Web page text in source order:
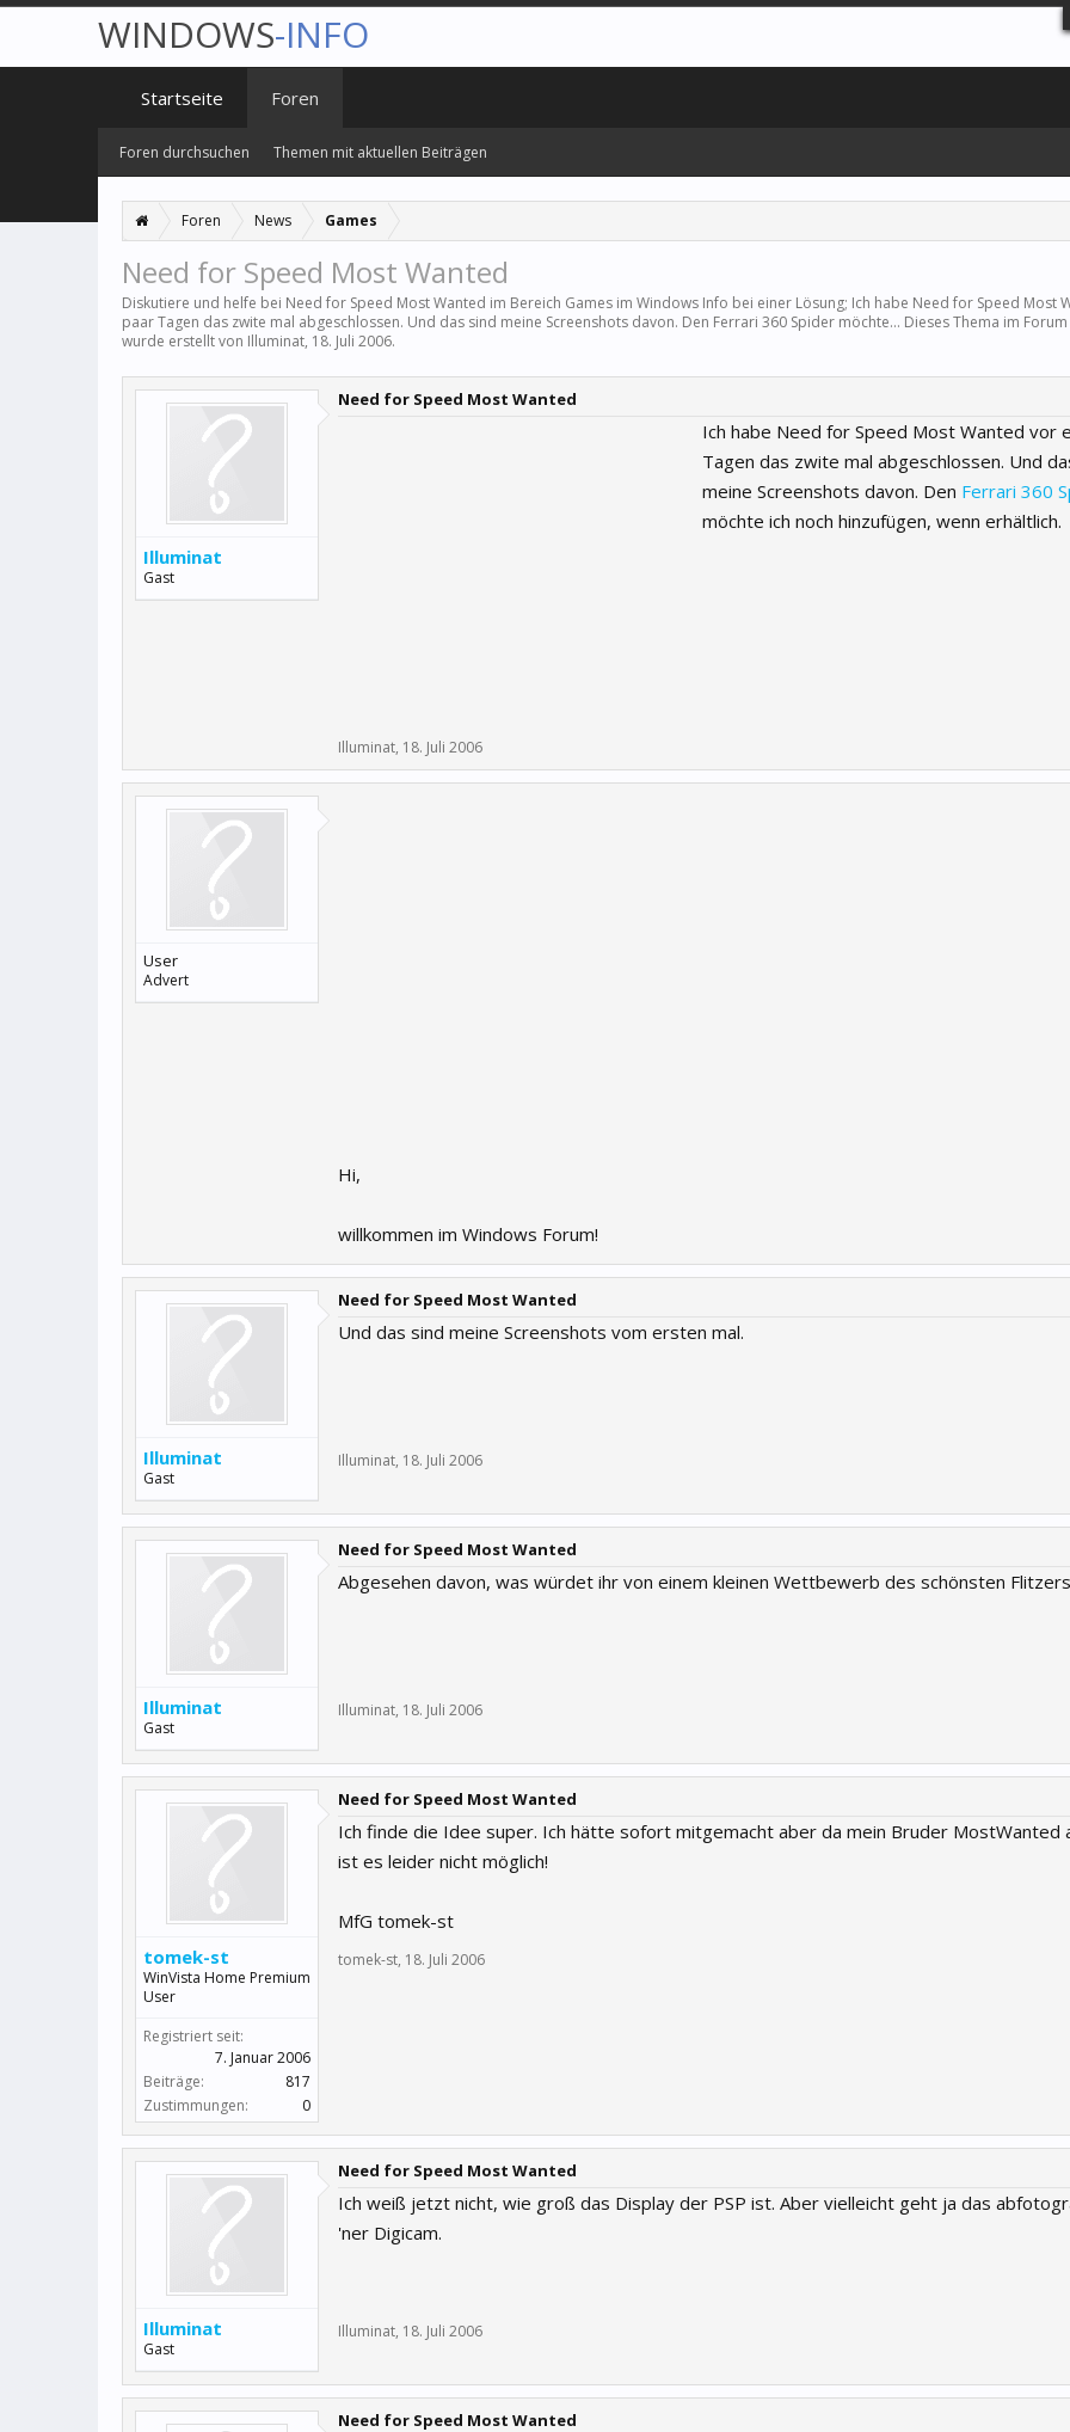
Foren News Games
Need for Speed Most Wanted
Diskutiere und helfe bei Need for Speed Most Wanted im Bereich Games im Windows Info bei einer Lösung; Ich habe Need for Speed Most
paar Tagen das zwite mal abgeschlossen. Und das sind meine Screenshots davon. Den Ferrari 360 Spider möchte... Dieses Thema im
wurde erstellt von Illuminat, 18. Juli 2006.
Illuminat
Gast
Need for Speed Most Wanted
Ich habe Need for Speed Most Wanted vor
Tagen das zwite mal abgeschlossen. Und
meine Screenshots davon. Den Ferrari 360
möchte ich noch hinzufügen, wenn erhältlich.
Illuminat, 18. Juli 2006
User
Advert
Hi,
willkommen im Windows Forum!
Illuminat
Gast
Need for Speed Most Wanted
Und das sind meine Screenshots vom ersten mal.
Illuminat, 18. Juli 2006
Illuminat
Gast
Need for Speed Most Wanted
Abgesehen davon, was würdet ihr von einem kleinen Wettbewerb des schönsten
Illuminat, 18. Juli 2006
tomek-st
WinVista Home Premium
User
Registriert seit:
7. Januar 2006
Beiträge:
817
Zustimmungen:
0
Need for Speed Most Wanted
Ich finde die Idee super. Ich hätte sofort mitgemacht aber da mein Bruder MostWanted
ist es leider nicht möglich!
MfG tomek-st
tomek-st, 18. Juli 2006
Illuminat
Gast
Need for Speed Most Wanted
Ich weiß jetzt nicht, wie groß das Display der PSP ist. Aber vielleicht geht ja das
'ner Digicam.
Illuminat, 18. Juli 2006
Need for Speed Most Wanted
WINDOWS-INFO
Startseite Foren
Foren durchsuchen Themen mit aktuellen Beiträgen